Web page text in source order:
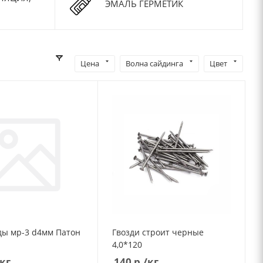
ЭМАЛЬ ГЕРМЕТИК
Цена Волна сайдинга Цвет
Электроды мр-3 d4мм Патон
Гвозди строит черные
4,0*120